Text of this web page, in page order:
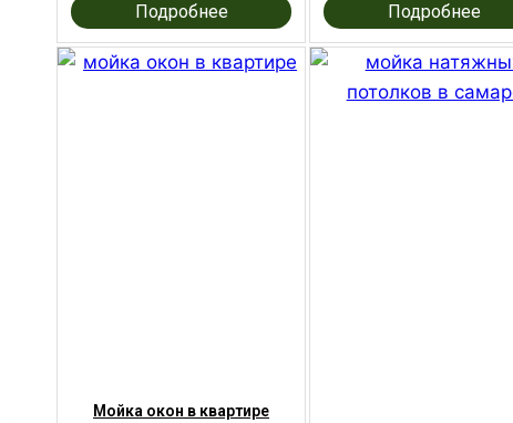
Подробнее Подробнее
Мойка окон в квартире